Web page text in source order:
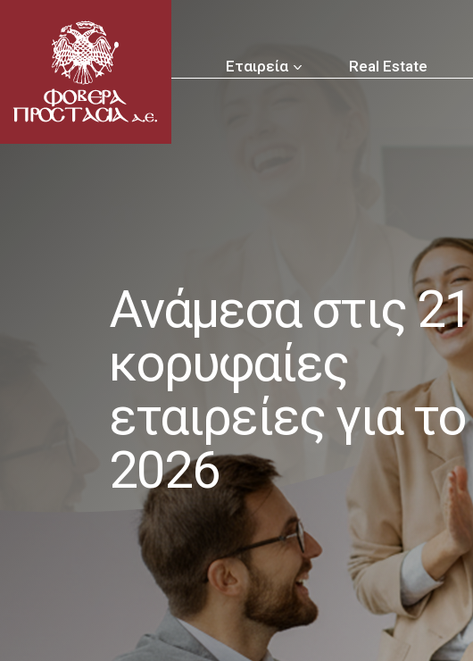
Εταιρεία Real Estate
Ανάμεσα στις 21
κορυφαίες
εταιρείες για το
2026